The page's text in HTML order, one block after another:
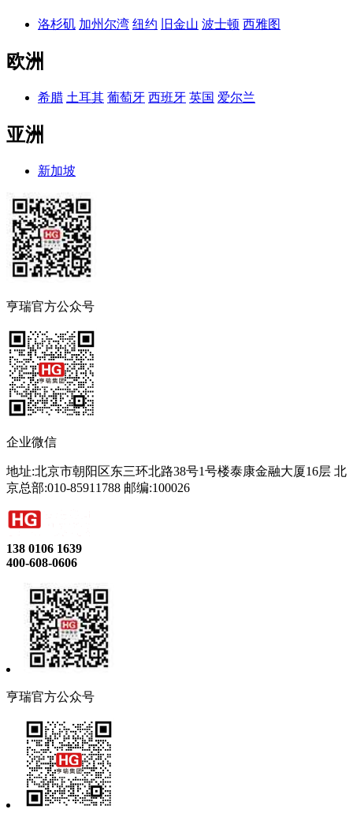
洛杉矶 加州尔湾 纽约 旧金山 波士顿 西雅图
欧洲
希腊 土耳其 葡萄牙 西班牙 英国 爱尔兰
亚洲
新加坡
亨瑞官方公众号
企业微信
地址:北京市朝阳区东三环北路38号1号楼泰康金融大厦16层 北
京总部:010-85911788 邮编:100026
138 0106 1639
400-608-0606
亨瑞官方公众号